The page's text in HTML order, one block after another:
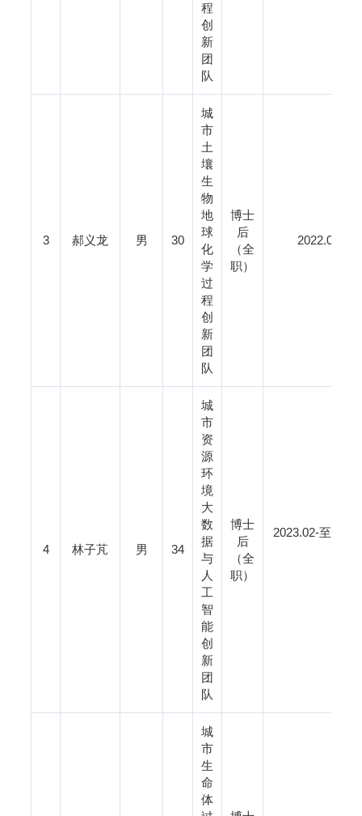
程
创
新
团
队
3 郝义龙 男 30
城
市
土
壤
生
物
地
球
化
学
过
程
创
新
团
队
博士
后
（全
职）
2022.09-至
4 林子芃 男 34
城
市
资
源
环
境
大
数
据
与
人
工
智
能
创
新
团
队
博士
后
（全
职）
2023.02-至今，
城
市
生
命
体